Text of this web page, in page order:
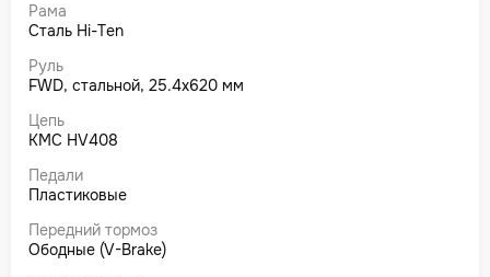
Рама
Сталь Hi-Ten
Руль
FWD, стальной, 25.4х620 мм
Цепь
KMC HV408
Педали
Пластиковые
Передний тормоз
Ободные (V-Brake)